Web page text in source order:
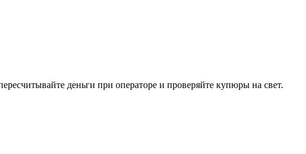
деньги при операторе и проверяйте купюры на свет.